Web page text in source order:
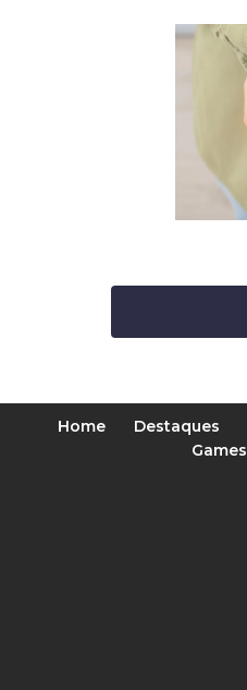
Home Destaques
Games